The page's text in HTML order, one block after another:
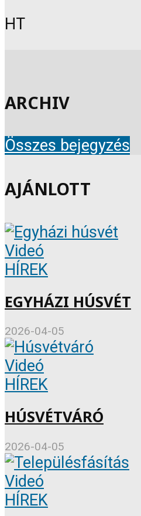
HT
ARCHIV
Összes bejegyzés
AJÁNLOTT
Videó
HÍREK
EGYHÁZI HÚSVÉT
2026-04-05
Videó
HÍREK
HÚSVÉTVÁRÓ
2026-04-05
Videó
HÍREK